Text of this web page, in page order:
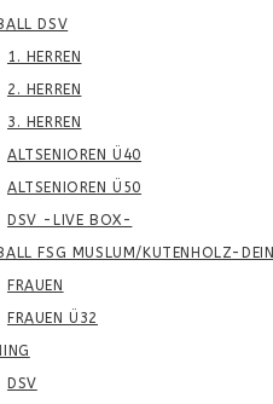
DSV
1. HERREN
2. HERREN
3. HERREN
ALTSENIOREN Ü40
ALTSENIOREN Ü50
DSV -LIVE BOX-
FSG MUSLUM/KUTENHOLZ-
FRAUEN
FRAUEN Ü32
DSV